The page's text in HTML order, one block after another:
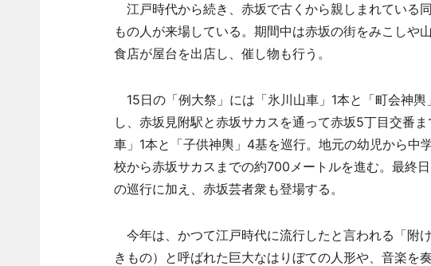
江戸時代から続き、赤坂で古くから親しまれている
もの人が来場している。期間中は赤坂の街をみこしや
食店が屋台を出店し、催し物も行う。
15日の「例大祭」には「氷川山車」1本と「町会神
し、赤坂見附駅と赤坂サカスを通って赤坂5丁目交番
車」1本と「子供神輿」4基を巡行。地元の幼児から中
校から赤坂サカスまでの約700メートルを進む。最終
の巡行に加え、赤坂芸者衆も登場する。
今年は、かつて江戸時代に流行したと言われる「附
きもの）と呼ばれた巨大なはりぼての人形や、音楽を